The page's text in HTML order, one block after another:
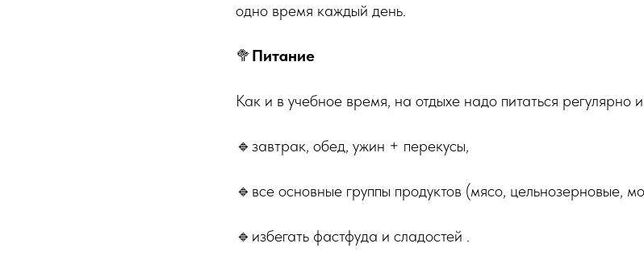
одно время каждый день.
🥦Питание
Как и в учебное время, на отдыхе надо питаться регулярно
🔹завтрак, обед, ужин + перекусы,
🔹все основные группы продуктов (мясо, цельнозерновые,
🔹избегать фастфуда и сладостей .